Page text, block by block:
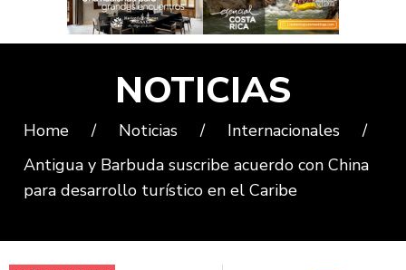
NOTICIAS
Home / Noticias / Internacionales
/
Antigua y Barbuda suscribe acuerdo con China
para desarrollo turístico en el Caribe